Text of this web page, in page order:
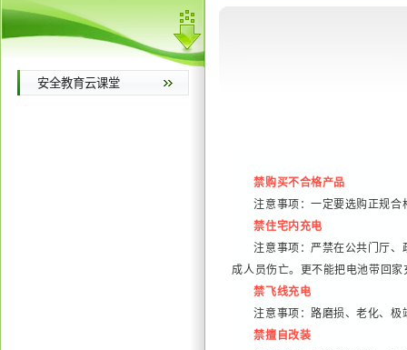
安全教育云课堂
禁购买不合格产品
注意事项：一定要选购正规
禁住宅内充电
注意事项：严禁在公共门厅
成人员伤亡。更不能把电池带回家
禁 飞线充电
注意事项：路磨损、老化、
禁擅自改装